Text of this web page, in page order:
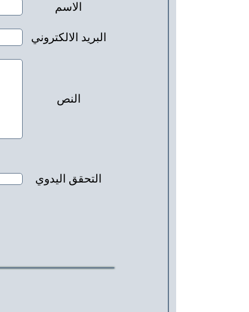
الاسم
البريد الالكتروني
النص
التحقق اليدوي